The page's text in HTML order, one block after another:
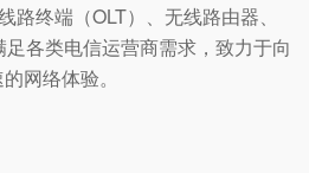
终端（OLT）、无线路由器、
各类电信运营商需求，致力于向
网络体验。